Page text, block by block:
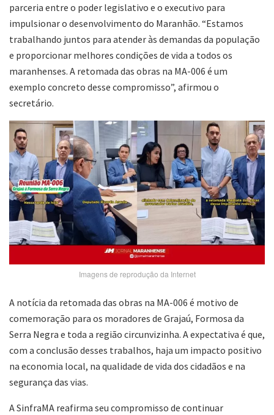
parceria entre o poder legislativo e o executivo para
impulsionar o desenvolvimento do Maranhão. “Estamos
trabalhando juntos para atender às demandas da população
e proporcionar melhores condições de vida a todos os
maranhenses. A retomada das obras na MA-006 é um
exemplo concreto desse compromisso”, afirmou o
secretário.
Imagens de reprodução da Internet
A notícia da retomada das obras na MA-006 é motivo de
comemoração para os moradores de Grajaú, Formosa da
Serra Negra e toda a região circunvizinha. A expectativa é que,
com a conclusão desses trabalhos, haja um impacto positivo
na economia local, na qualidade de vida dos cidadãos e na
segurança das vias.
A SinfraMA reafirma seu compromisso de continuar